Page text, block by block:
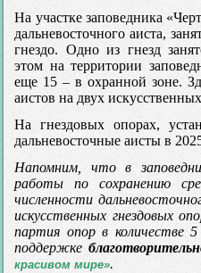
На участке заповедника
дальневосточного аиста,
гнездо. Одно из гнезд
этом на территории
еще 15 – в охранной зоне.
аистов на двух
На гнездовых опорах,
дальневосточные аисты в
Напомним, что в
работы по сохранению
численности
искусственных гнездовых
партия опор в количестве
поддержке
красивом мире».